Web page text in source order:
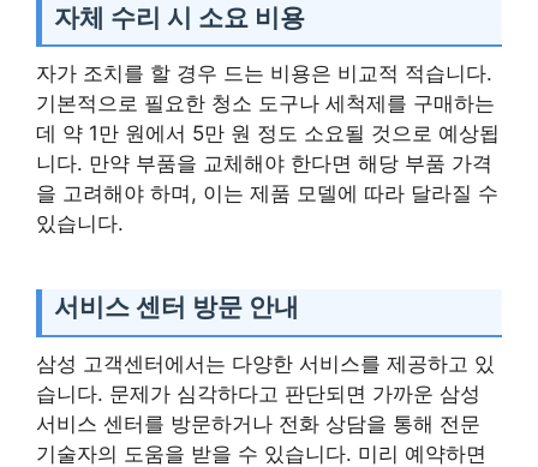
자체 수리 시 소요 비용
자가 조치를 할 경우 드는 비용은 비교적 적습니다.
기본적으로 필요한 청소 도구나 세척제를 구매하는
데 약 1만 원에서 5만 원 정도 소요될 것으로 예상됩
니다. 만약 부품을 교체해야 한다면 해당 부품 가격
을 고려해야 하며, 이는 제품 모델에 따라 달라질 수
있습니다.
서비스 센터 방문 안내
삼성 고객센터에서는 다양한 서비스를 제공하고 있
습니다. 문제가 심각하다고 판단되면 가까운 삼성
서비스 센터를 방문하거나 전화 상담을 통해 전문
기술자의 도움을 받을 수 있습니다. 미리 예약하면